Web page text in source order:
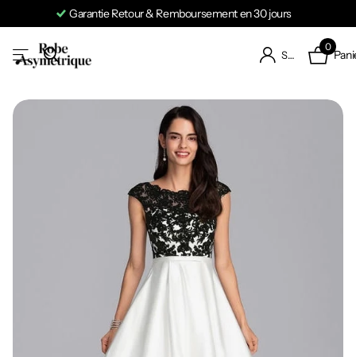
Garantie Retour & Remboursement en 30 jours
S'identifier
0